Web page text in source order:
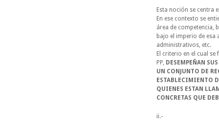
Esta noción se centra
En ese contexto se
área de competencia,
bajo el imperio de esa
administrativos, etc.
El criterio en el cual
PP, DESEMPEÑAN
UN CONJUNTO DE
ESTABLECIMIENTO
QUIENES ESTAN
CONCRETAS QUE
ii.-